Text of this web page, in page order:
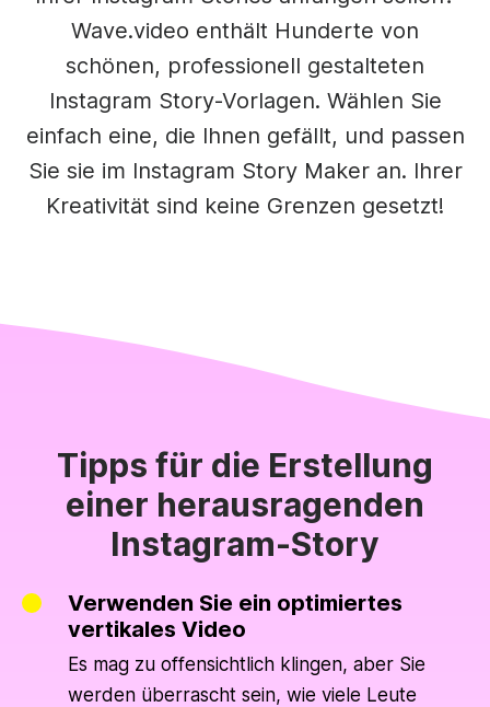
Wave.video enthält Hunderte von
schönen, professionell gestalteten
Instagram Story-Vorlagen. Wählen Sie
einfach eine, die Ihnen gefällt, und passen
Sie sie im Instagram Story Maker an. Ihrer
Kreativität sind keine Grenzen gesetzt!
Tipps für die Erstellung
einer herausragenden
Instagram-Story
Verwenden Sie ein optimiertes
vertikales Video
Es mag zu offensichtlich klingen, aber Sie
werden überrascht sein, wie viele Leute